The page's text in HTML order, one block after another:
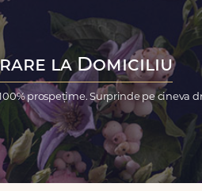
la Domiciliu
prospețime. Surprinde pe cineva